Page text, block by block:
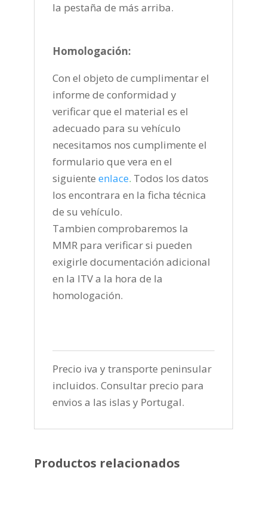
la pestaña de más arriba.
Homologación:
Con el objeto de cumplimentar el
informe de conformidad y
verificar que el material es el
adecuado para su vehículo
necesitamos nos cumplimente el
formulario que vera en el
siguiente enlace. Todos los datos
los encontrara en la ficha técnica
de su vehículo.
Tambien comprobaremos la
MMR para verificar si pueden
exigirle documentación adicional
en la ITV a la hora de la
homologación.
Precio iva y transporte peninsular
incluidos. Consultar precio para
envios a las islas y Portugal.
Productos relacionados